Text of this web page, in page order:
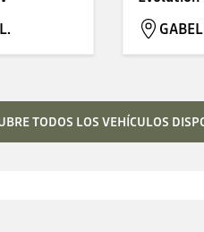
TODOS LOS VEHÍCULOS